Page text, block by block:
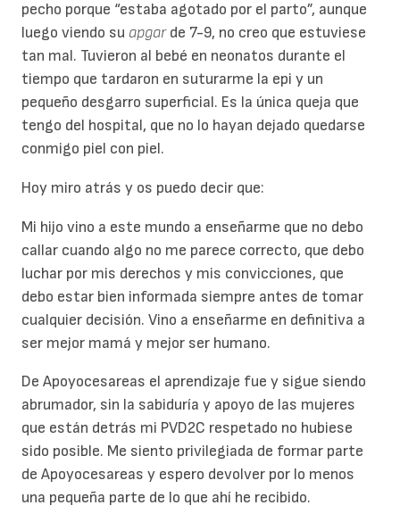
pecho porque “estaba agotado por el parto”, aunque
luego viendo su apgarde 7-9, no creo que estuviese
tan mal. Tuvieron al bebé en neonatos durante el
tiempo que tardaron en suturarme la epi y un
pequeño desgarro superficial. Es la única queja que
tengo del hospital, que no lo hayan dejado quedarse
conmigo piel con piel.
Hoy miro atrás y os puedo decir que:
Mi hijo vino a este mundo a enseñarme que no debo
callar cuando algo no me parece correcto, que debo
luchar por mis derechos y mis convicciones, que
debo estar bien informada siempre antes de tomar
cualquier decisión. Vino a enseñarme en definitiva a
ser mejor mamá y mejor ser humano.
De Apoyocesareas el aprendizaje fue y sigue siendo
abrumador, sin la sabiduría y apoyo de las mujeres
que están detrás mi PVD2C respetado no hubiese
sido posible. Me siento privilegiada de formar parte
de Apoyocesareas y espero devolver por lo menos
una pequeña parte de lo que ahí he recibido.